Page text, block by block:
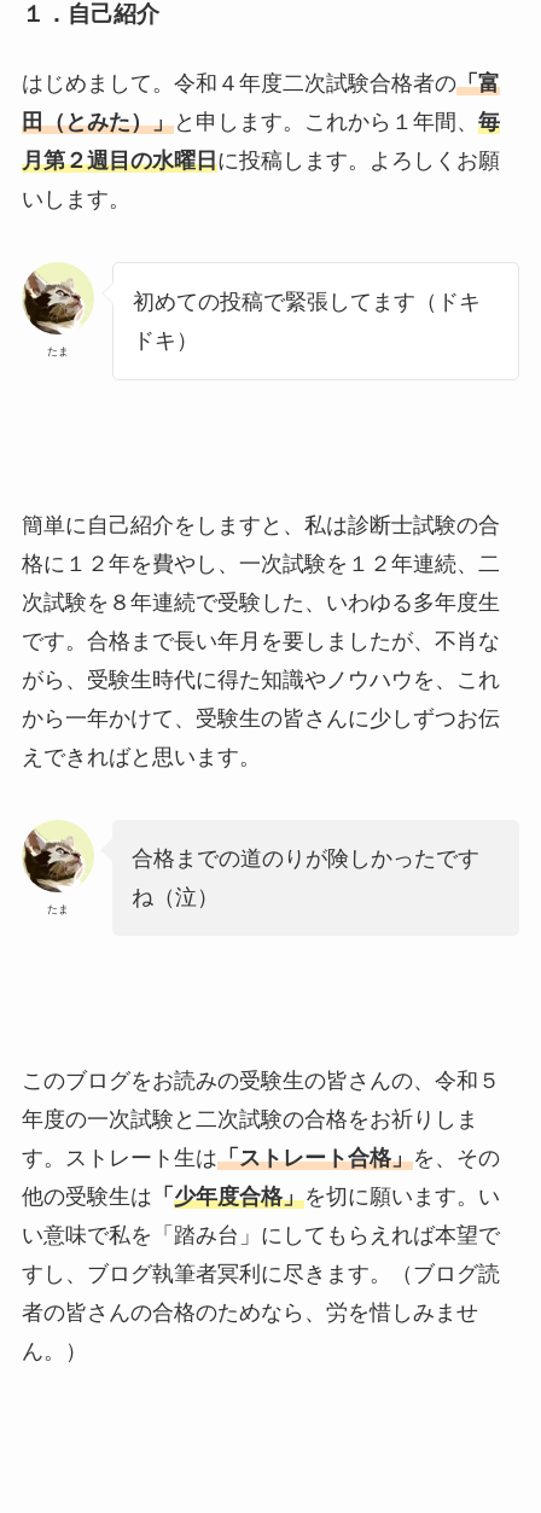
１．自己紹介
はじめまして。令和４年度二次試験合格者の「富
田（とみた）」と申します。これから１年間、 毎
月第２週目の水曜日に投稿します。よろしくお願
いします。
たま
初めての投稿で緊張してます（ドキ
ドキ）
簡単に自己紹介をしますと、私は診断士試験の合
格に１２年を費やし、一次試験を１２年連続、二
次試験を８年連続で受験した、いわゆる多年度生
です。合格まで長い年月を要しましたが、不肖な
がら、受験生時代に得た知識やノウハウを、これ
から一年かけて、受験生の皆さんに少しずつお伝
えできればと思います。
たま
合格までの道のりが険しかったです
ね（泣）
このブログをお読みの受験生の皆さんの、令和５
年度の一次試験と二次試験の合格をお祈りしま
す。ストレート生は「ストレート合格」を、その
他の受験生は 「 少年度合格」を切に願います。い
い意味で私を「踏み台」にしてもらえれば本望で
すし、ブログ執筆者冥利に尽きます。（ブログ読
者の皆さんの合格のためなら、労を惜しみませ
ん。）